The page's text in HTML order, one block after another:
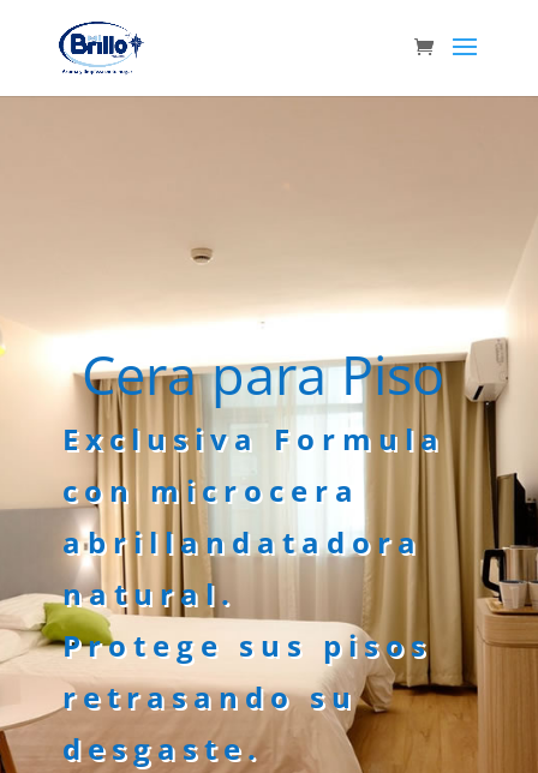
Cera para Piso
Exclusiva Formula
con microcera
abrillandatadora
natural.
Protege sus pisos
retrasando su
desgaste.